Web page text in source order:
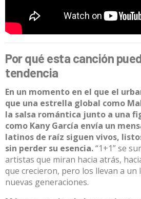
Por qué esta canción
tendencia
En un momento en el que el
que una estrella global como
la salsa romántica junto a una
como Kany García envía un
latinos de raíz siguen vivos,
sin perder su esencia.“1+1” se
artistas que miran hacia atrás,
que crecieron, pero los llevan a un
nuevas generaciones.